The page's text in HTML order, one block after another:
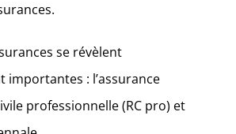
se révèlent
importantes : l’assurance
professionnelle (RC pro) et